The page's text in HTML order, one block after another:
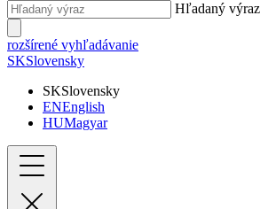
Hľadaný výraz
rozšírené vyhľadávanie
SKSlovensky
SKSlovensky
ENEnglish
HUMagyar